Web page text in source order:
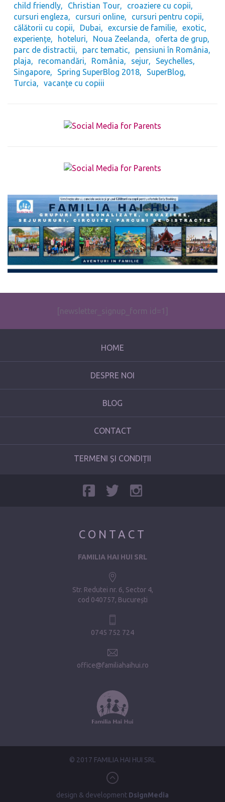
child friendly
Christian Tour
croaziere cu copii
cursuri engleza
cursuri online
cursuri pentru copii
călătorii cu copii
Dubai excursie de familie
exotic
experiențe
hoteluri Noua Zeelanda
oferta de grup
parc de distractii
parc tematic
pensiuni în România
plaja
recomandări România sejur
Seychelles
Singapore
Spring SuperBlog 2018
SuperBlog
Turcia
vacanțe cu copiii
The form you have selected does not exist.
[newsletter_signup_form id=1]
HOME
DESPRE NOI
BLOG
CONTACT
TERMENI ȘI CONDIȚII
CONTACT
FAMILIA HAI HUI SRL
Str. Redutei nr. 6, Sector 4
cod 040757, București
0745 752 724
office@familiahaihui.ro
© 2017 FAMILIA HAI HUI SRL
design & development DsignMedia